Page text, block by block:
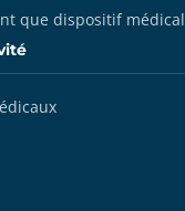
que dispositif médical